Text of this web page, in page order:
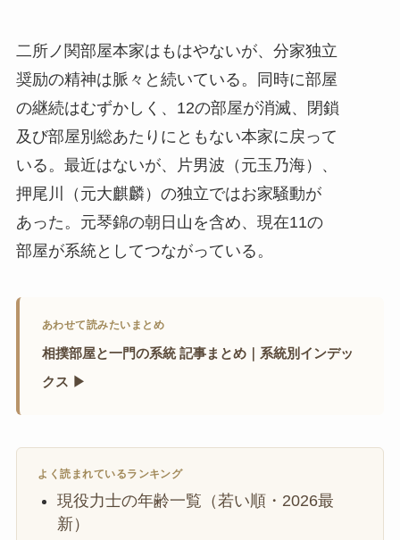
二所ノ関部屋本家はもはやないが、分家独立
奨励の精神は脈々と続いている。同時に部屋
の継続はむずかしく、12の部屋が消滅、閉鎖
及び部屋別総あたりにともない本家に戻って
いる。最近はないが、片男波（元玉乃海）、
押尾川（元大麒麟）の独立ではお家騒動が
あった。元琴錦の朝日山を含め、現在11の
部屋が系統としてつながっている。
あわせて読みたいまとめ
相撲部屋と一門の系統 記事まとめ｜系統別インデッ
クス ▶
よく読まれているランキング
現役力士の年齢一覧（若い順・2026最
新）